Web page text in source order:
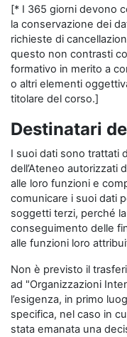
[* I 365 giorni devono
la conservazione dei
richieste di
questo non contrasti
formativo in merito a
o altri elementi
titolare del corso.]
Destinatari
I suoi dati sono trattati
dell’Ateneo autorizzati
alle loro funzioni e
comunicare i suoi dati
soggetti terzi, perché
conseguimento delle
alle funzioni loro
Non è previsto il
ad "Organizzazioni
l’esigenza, in primo
specifica, nel caso in
stata emanata una